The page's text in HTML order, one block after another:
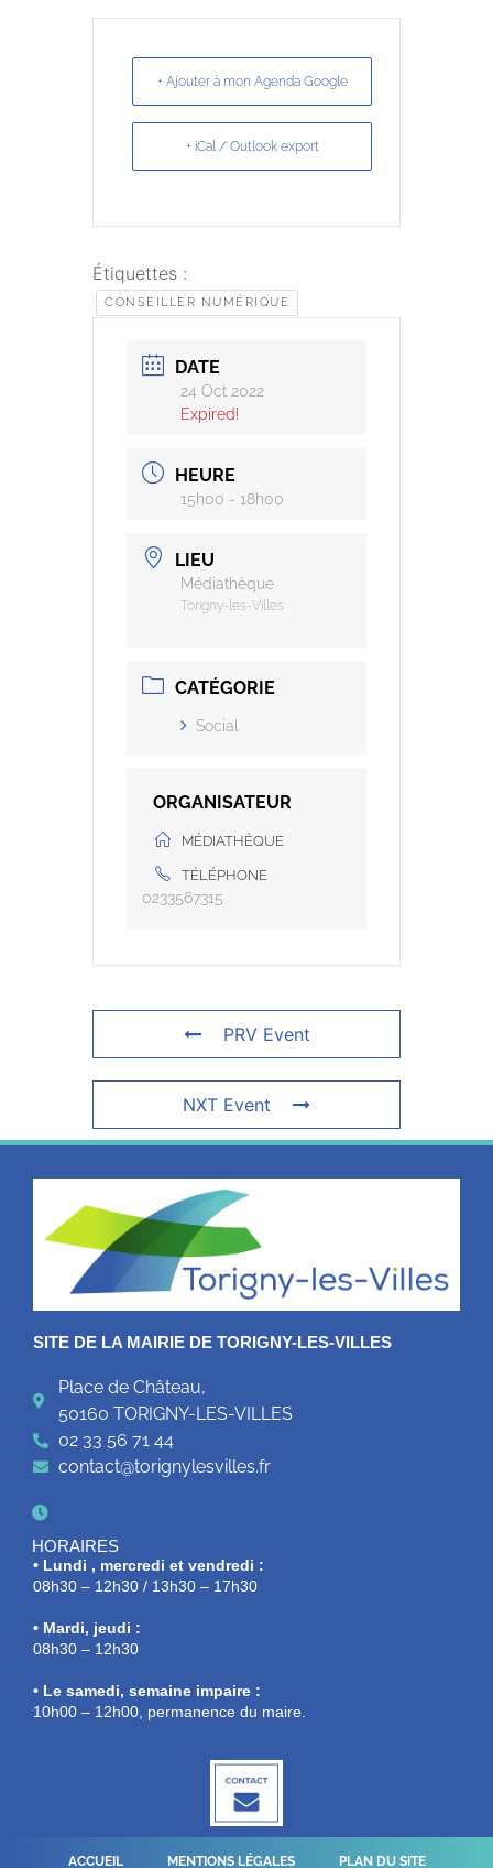
+ Ajouter à mon Agenda Google
+ iCal / Outlook export
Étiquettes :
CONSEILLER NUMÉRIQUE
DATE
24 Oct 2022
Expired!
HEURE
15h00 - 18h00
LIEU
Médiathèque
Torigny-les-Villes
CATÉGORIE
Social
ORGANISATEUR
MÉDIATHÈQUE
TÉLÉPHONE
0233567315
PRV Event
NXT Event
SITE DE LA MAIRIE DE TORIGNY-LES-VILLES
Place de Château,
50160 TORIGNY-LES-VILLES
02 33 56 71 44
contact@torignylesvilles.fr
HORAIRES
• Lundi , mercredi et vendredi :
08h30 – 12h30 / 13h30 – 17h30
• Mardi, jeudi :
08h30 – 12h30
• Le samedi, semaine impaire :
10h00 – 12h00, permanence du maire.
ACCUEIL MENTIONS LÉGALES PLAN DU SITE